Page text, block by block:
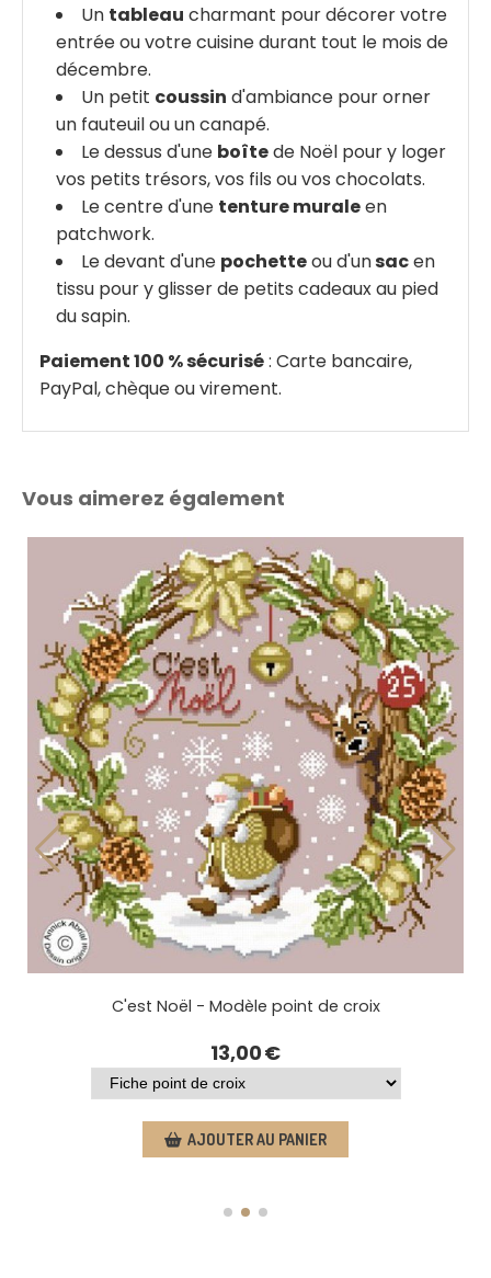
Un tableau charmant pour décorer votre
entrée ou votre cuisine durant tout le mois de
décembre.
Un petit coussin d'ambiance pour orner
un fauteuil ou un canapé.
Le dessus d'une boîtede Noël pour y loger
vos petits trésors, vos fils ou vos chocolats.
Le centre d'une tenture muraleen
patchwork.
Le devant d'une pochetteou d'unsacen
tissu pour y glisser de petits cadeaux au pied
du sapin.
Paiement 100 % sécurisé: Carte bancaire,
PayPal, chèque ou virement.
Vous aimerez également
Point de croix - Il était une fois Noël
13,00€
AJOUTER AU PANIER